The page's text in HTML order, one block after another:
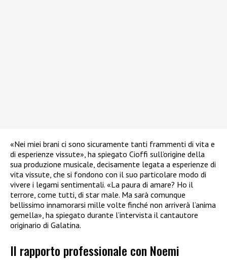
«Nei miei brani ci sono sicuramente tanti frammenti di vita e
di esperienze vissute», ha spiegato Cioffi sull’origine della
sua produzione musicale, decisamente legata a esperienze di
vita vissute, che si fondono con il suo particolare modo di
vivere i legami sentimentali. «La paura di amare? Ho il
terrore, come tutti, di star male. Ma sarà comunque
bellissimo innamorarsi mille volte finché non arriverà l’anima
gemella», ha spiegato durante l’intervista il cantautore
originario di Galatina.
Il rapporto professionale con Noemi